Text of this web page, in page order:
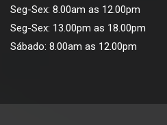
Seg-Sex: 8.00am as 12.00pm
Seg-Sex: 13.00pm as 18.00pm
Sábado: 8.00am as 12.00pm